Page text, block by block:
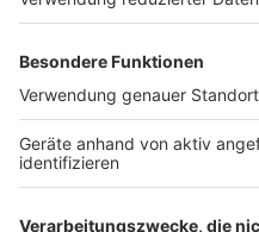
Werben
Archiv
ANTENNE BAYERN GROUP
Stiftung ANTENNE BAYERN
hilft